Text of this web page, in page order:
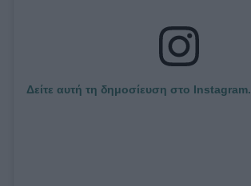
Δείτε αυτή τη δημοσίευση στο Instagram.